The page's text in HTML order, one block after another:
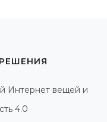
Интернет вещей и
4.0